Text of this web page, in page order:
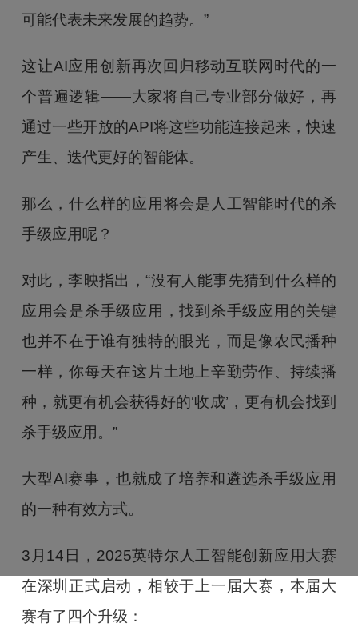
可能代表未来发展的趋势。”
这让AI应用创新再次回归移动互联网时代的一
个普遍逻辑——大家将自己专业部分做好，再
通过一些开放的API将这些功能连接起来，快速
产生、迭代更好的智能体。
那么，什么样的应用将会是人工智能时代的杀
手级应用呢？
对此，李映指出，“没有人能事先猜到什么样的
应用会是杀手级应用，找到杀手级应用的关键
也并不在于谁有独特的眼光，而是像农民播种
一样，你每天在这片土地上辛勤劳作、持续播
种，就更有机会获得好的‘收成’，更有机会找到
杀手级应用。”
大型AI赛事，也就成了培养和遴选杀手级应用
的一种有效方式。
3月14日，2025英特尔人工智能创新应用大赛
在深圳正式启动，相较于上一届大赛，本届大
赛有了四个升级：